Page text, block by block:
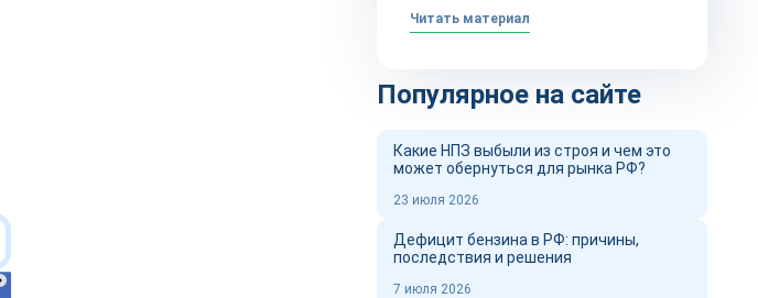
Читать материал
Популярное на сайте
Какие НПЗ выбыли из строя и чем это
может обернуться для рынка РФ?
23 июля 2026
Дефицит бензина в РФ: причины,
последствия и решения
7 июля 2026